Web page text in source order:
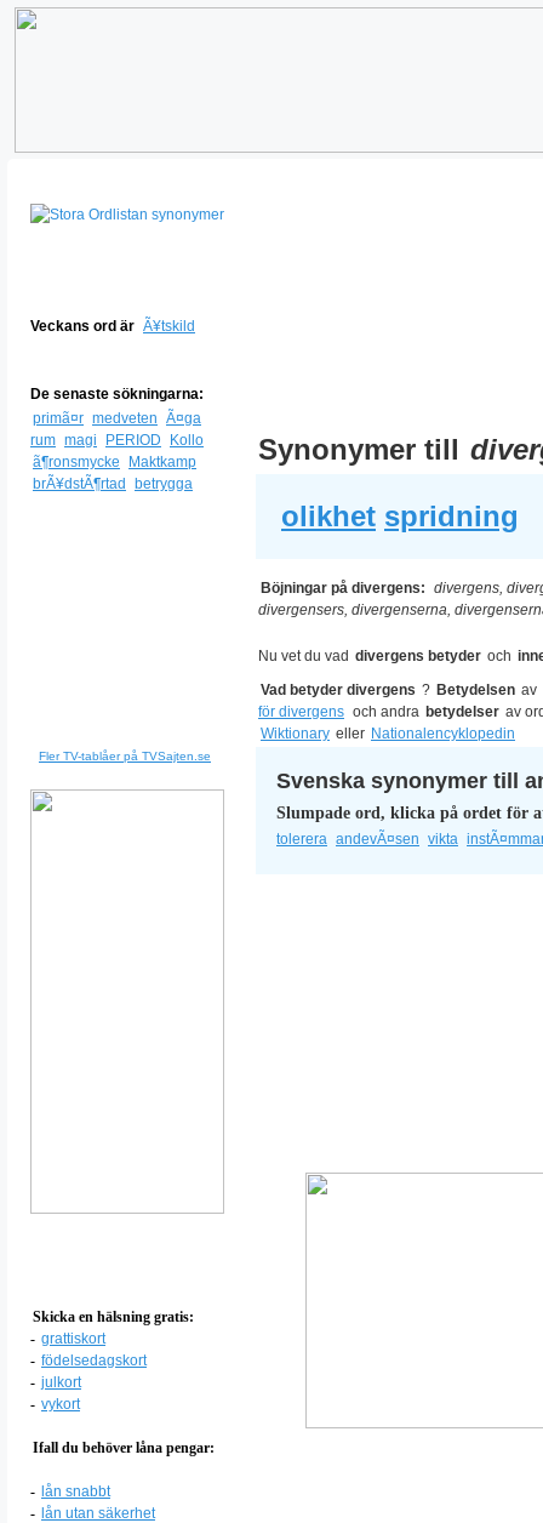
Veckans ord är Ã¥tskild
De senaste sökningarna:
primã¤r medveten Ã¤ga
rum magi PERIOD
Kollo
ã¶ronsmycke
Maktkamp
brÃ¥dstÃ¶rtad
betrygga
Fler TV-tablåer på TVSajten.se
Skicka en hälsning gratis:
- grattiskort
- födelsedagskort
- julkort
- vykort
Ifall du behöver låna pengar:
- lån snabbt
- lån utan säkerhet
Synonymer till
olikhet spridning
Böjningar på divergens: divergens,
divergensers, divergenserna,
Nu vet du vad divergens betyder och
Vad betyder divergens ? Betydelsen av
för divergens och andra betydelser av
Wiktionary eller Nationalencyklopedin
Svenska synonymer till
Slumpade ord, klicka på ordet för
tolerera andevÃ¤sen vikta